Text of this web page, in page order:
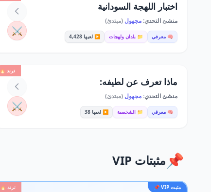
اختبار اللهجة السودانية
منشئ التحدي:مجهول (مبتدئ)
🧠 معرفي 📁 بلدان ولهجات ▶️ لعبها 4,428 ⚔️
ترند 🔥
ماذا تعرف عن لطيفه:
منشئ التحدي:مجهول (مبتدئ)
🧠 معرفي 📁 الشخصية ▶️ لعبها 38 ⚔️
📌 مثبتات VIP
مثبت VIP 📌 ترند 🔥